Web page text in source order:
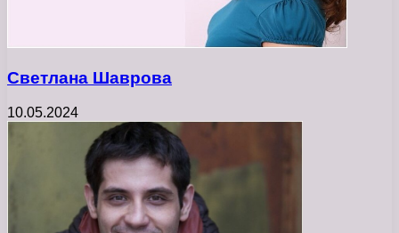
Светлана Шаврова
10.05.2024